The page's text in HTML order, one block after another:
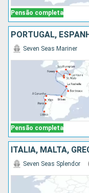
Pensão completa
Pensão completa
Seven Seas Mariner
Seven Seas Splendor